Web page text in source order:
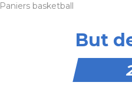
Paniers basketball
But